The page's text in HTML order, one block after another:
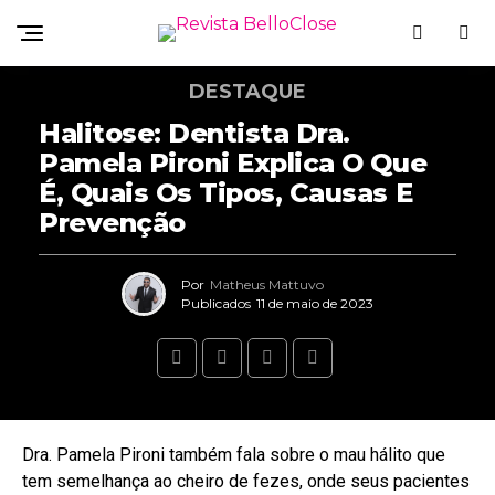
DESTAQUE
Halitose: Dentista Dra.
Pamela Pironi Explica O Que
É, Quais Os Tipos, Causas E
Prevenção
Por Matheus Mattuvo
Publicados 11 de maio de 2023
Dra. Pamela Pironi também fala sobre o mau hálito que
tem semelhança ao cheiro de fezes, onde seus pacientes